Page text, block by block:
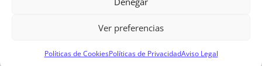
Ver preferencias
Políticas de CookiesPolíticas de PrivacidadAviso Legal
© 2015 – 2025 Catalonia Adventures – Puenting